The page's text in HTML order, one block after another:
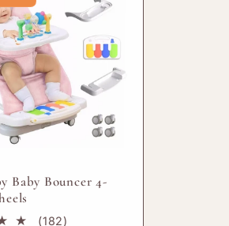
Baby Bouncer 4-
(182)